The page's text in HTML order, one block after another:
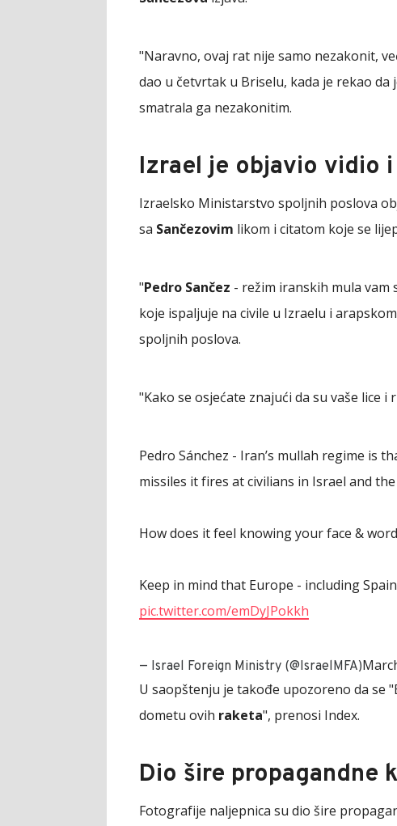
"Naravno, ovaj rat nije samo nezakonit,
dao u četvrtak u Briselu, kada je rekao
smatrala ga nezakonitim.
Izrael je objavio vidio
Izraelsko Ministarstvo spoljnih poslova
sa Sančezovim likom i citatom koje se
"Pedro Sančez - režim iranskih mula vam
koje ispaljuje na civile u Izraelu i
spoljnih poslova.
"Kako se osjećate znajući da su vaše lice
Pedro Sánchez - Iran’s mullah regime is
missiles it fires at civilians in Israel and
How does it feel knowing your face &
Keep in mind that Europe - including
pic.twitter.com/emDyJPokkh
— Israel Foreign Ministry (@IsraelMFA)
U saopštenju je takođe upozoreno da se
dometu ovih raketa", prenosi Index.
Dio šire propagandne
Fotografije naljepnica su dio šire